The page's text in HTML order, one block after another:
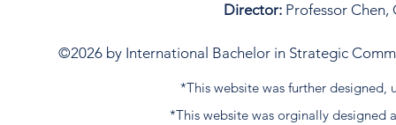
Director: Professor Chen,
©2026 by International Bachelor in Strategic
*This website was further designed,
*This website was orginally designed